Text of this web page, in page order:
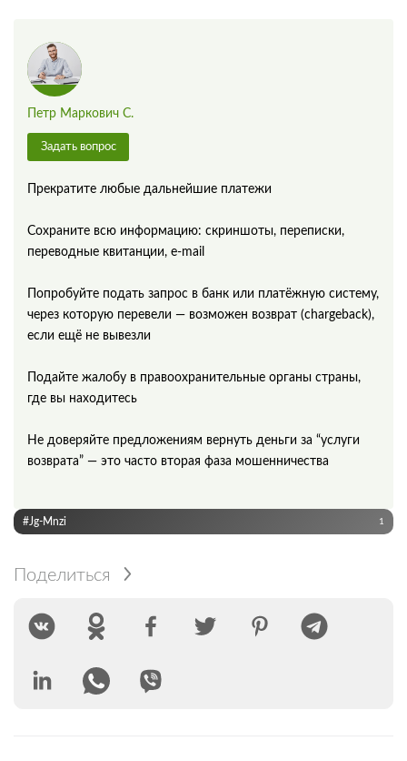
Петр Маркович С.
Задать вопрос
Прекратите любые дальнейшие платежи
Сохраните всю информацию: скриншоты, переписки,
переводные квитанции, e‑mail
Попробуйте подать запрос в банк или платёжную систему,
через которую перевели — возможен возврат (chargeback),
если ещё не вывезли
Подайте жалобу в правоохранительные органы страны,
где вы находитесь
Не доверяйте предложениям вернуть деньги за “услуги
возврата” — это часто вторая фаза мошенничества
#Jg-Mnzi 1
Поделиться